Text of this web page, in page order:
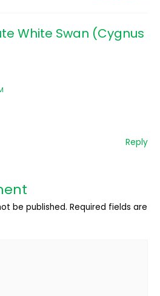
White Swan (Cygnus
Reply
be published. Required fields are